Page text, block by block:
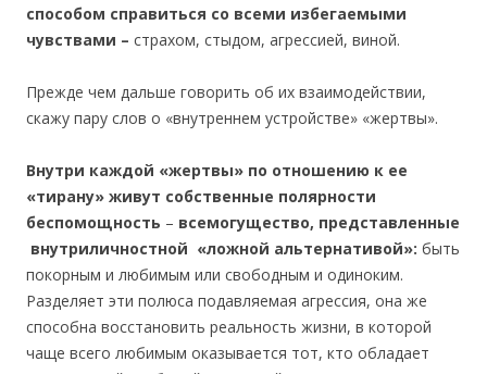
способом справиться со всеми избегаемыми
чувствами – страхом, стыдом, агрессией, виной.
Прежде чем дальше говорить об их взаимодействии,
скажу пару слов о «внутреннем устройстве» «жертвы».
Внутри каждой «жертвы» по отношению к ее
«тирану» живут собственные полярности
беспомощность – всемогущество, представленные
внутриличностной «ложной альтернативой»: быть
покорным и любимым или свободным и одиноким.
Разделяет эти полюса подавляемая агрессия, она же
способна восстановить реальность жизни, в которой
чаще всего любимым оказывается тот, кто обладает